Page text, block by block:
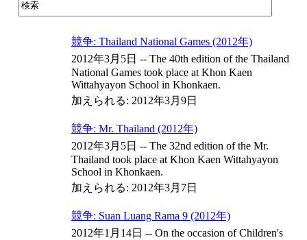
ストア
競争: Thailand National Games (2012年)
2012年3月5日 -- The 40th edition of the Thailand
National Games took place at Khon Kaen
Wittahyayon School in Khonkaen.
加えられる: 2012年3月9日
競争: Mr. Thailand (2012年)
2012年3月5日 -- The 32nd edition of the Mr.
Thailand took place at Khon Kaen Wittahyayon
School in Khonkaen.
加えられる: 2012年3月7日
競争: Suan Luang Rama 9 (2012年)
2012年1月14日 -- On the occasion of Children's